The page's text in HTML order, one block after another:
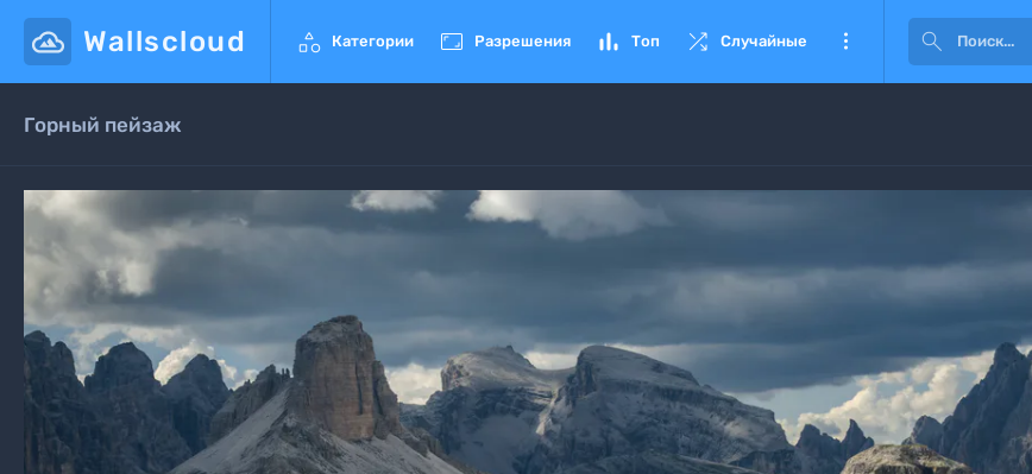
Wallscloud  Категории  Разрешения  Топ  Случайные  
Горный пейзаж